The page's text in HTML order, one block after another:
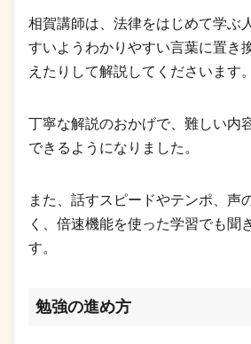
相賀講師は、法律をはじめて学ぶ
すいようわかりやすい言葉に置き
えたりして解説してくださいます。
丁寧な解説のおかげで、難しい内
できるようになりました。
また、話すスピードやテンポ、声
く、倍速機能を使った学習でも聞
す。
勉強の進め方